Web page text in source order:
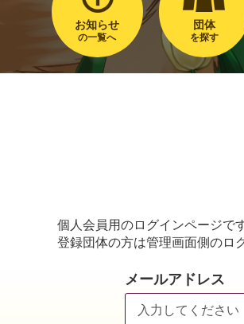
お知らせ
の一覧へ
団体
を探す
個人会員用のログインページです
登録団体の方は管理画面側のロ
メールアドレス